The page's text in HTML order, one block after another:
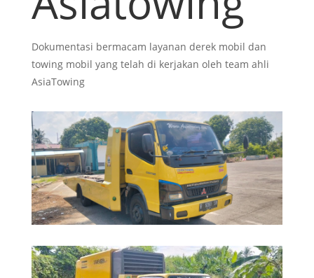
Dokumentasi bermacam layanan derek mobil dan
towing mobil yang telah di kerjakan oleh team ahli
AsiaTowing